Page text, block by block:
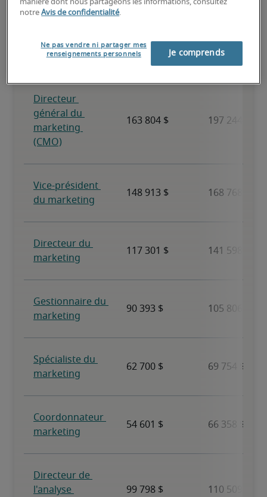
manière dont nous partageons les informations, consultez
notreAvis de confidentialité.
Ne pas vendre ni partager mes
renseignements personnels
Je comprends